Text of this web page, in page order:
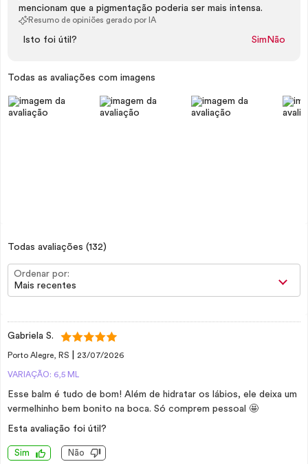
mencionam que a pigmentação poderia ser mais intensa.
Resumo de opiniões gerado por IA
Isto foi útil? Sim Não
Todas as avaliações com imagens
Todas avaliações (132)
Ordenar por:
Mais recentes
Gabriela S.
Porto Alegre, RS 23/07/2026
VARIAÇÃO: 6,5 ML
Esse balm é tudo de bom! Além de hidratar os lábios, ele deixa um
vermelhinho bem bonito na boca. Só comprem pessoal 🤩
Esta avaliação foi útil?
Sim Não